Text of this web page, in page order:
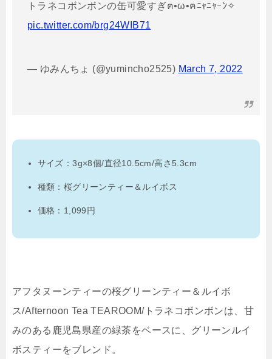
トラネコボンボンの缶可愛すぎฅ•ω•ฅﾆｬﾆｬｰﾝ✧
pic.twitter.com/brg24WIB71
— ゆみんちょ (@yumincho2525) March 7, 2022
サイズ：3g×8個/直径10.5cm/高さ5.3cm
種類：桜グリーンティー＆ルイボス
価格：1,099円
アフタヌーンティーの桜グリーンティー＆ルイボ
ス/Afternoon Tea TEAROOM/トラネコボンボンは、甘
みのある鹿児島県産の緑茶をベースに、グリーンルイ
ボスティーをブレンド。